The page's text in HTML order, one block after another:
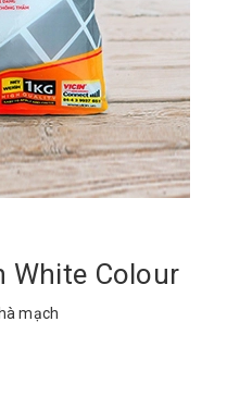
White Colour
mạch